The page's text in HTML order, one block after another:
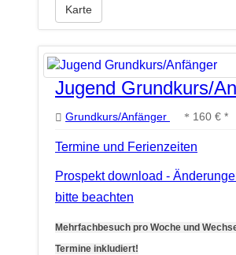
Karte
Jugend Grundkurs/
Grundkurs/Anfänger 160 € *
Termine und Ferienzeiten
Prospekt download -
bitte beachten
Mehrfachbesuch pro Woche und
Termine inkludiert!